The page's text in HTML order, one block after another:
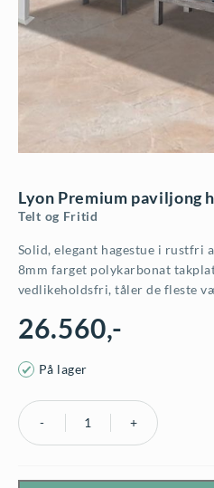
Lyon Premium paviljong
Telt og Fritid
Solid, elegant hagestue i rustfri
8mm farget polykarbonat
vedlikeholdsfri, tåler de fleste
26.560,-
På lager
Lyon